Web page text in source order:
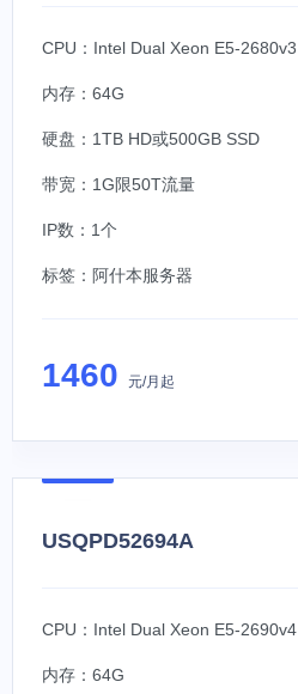
CPU：Intel Dual Xeon E5-2680v3
内存：64G
硬盘：1TB HD或500GB SSD
带宽：1G限50T流量
IP数：1个
标签： 阿什本服务器
1460 元/月起
USQPD52694A
CPU：Intel Dual Xeon E5-2690v4
内存：64G